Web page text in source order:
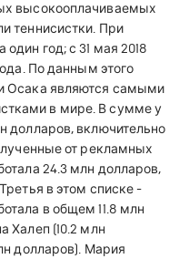
высокооплачиваемых
теннисистки. При
год; с 31 мая 2018
По данным этого
Осака являются самыми
в мире. В сумме у
долларов, включительно
от рекламных
24.3 млн долларов,
в этом списке -
в общем 11.8 млн
Халеп (10.2 млн
долларов). Мария